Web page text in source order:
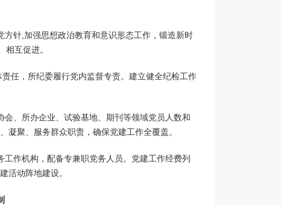
针,加强思想政治教育和意识形态工作，锻造新时
互促进。
任，所纪委履行党内监督专责。建立健全纪检工作
、所办企业、试验基地、期刊等领域党员人数和
凝聚、服务群众职责，确保党建工作全覆盖。
作机构，配备专兼职党务人员。党建工作经费列
活动阵地建设。